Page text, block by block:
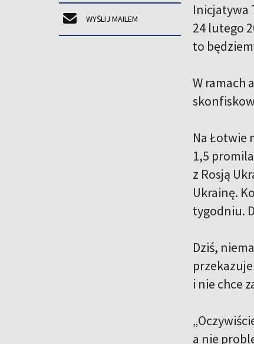
WYŚLIJ MAILEM
Inicjatywa
24 lutego
to
W ramach
Na Łotwie
1,5
z Rosją
Ukrainę.
tygodniu.
Dziś,
i nie chce
a nie